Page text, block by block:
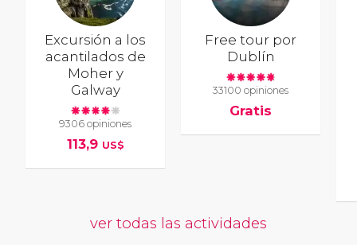
Excursión a los
acantilados de
Moher y
Galway
9306 opiniones
113,9 US$
Free tour por
Dublín
33100 opiniones
Gratis
ver todas las actividades